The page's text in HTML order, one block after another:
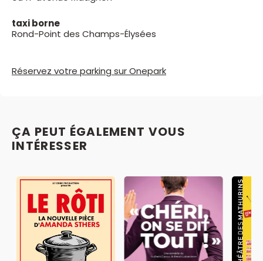
taxi borne
Rond-Point des Champs-Élysées
Réservez votre parking sur Onepark
ÇA PEUT ÉGALEMENT VOUS
INTÉRESSER